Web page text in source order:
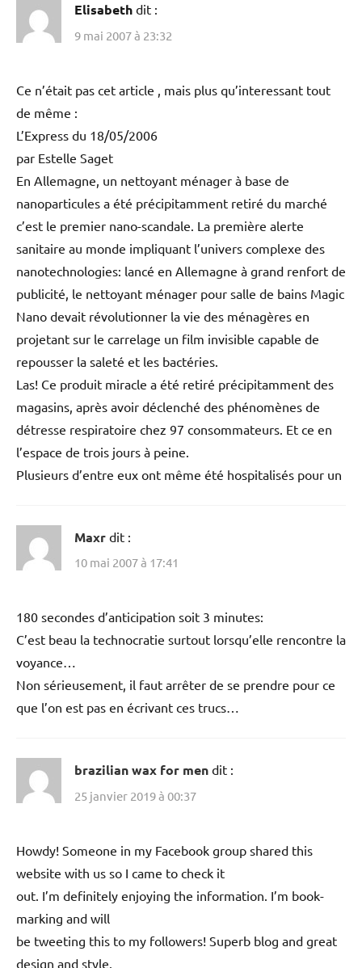
Elisabeth dit :
9 mai 2007 à 23:32
Ce n’était pas cet article , mais plus qu’interessant tout
de même :
L’Express du 18/05/2006
par Estelle Saget
En Allemagne, un nettoyant ménager à base de
nanoparticules a été précipitamment retiré du marché
c’est le premier nano-scandale. La première alerte
sanitaire au monde impliquant l’univers complexe des
nanotechnologies: lancé en Allemagne à grand renfort de
publicité, le nettoyant ménager pour salle de bains Magic
Nano devait révolutionner la vie des ménagères en
projetant sur le carrelage un film invisible capable de
repousser la saleté et les bactéries.
Las! Ce produit miracle a été retiré précipitamment des
magasins, après avoir déclenché des phénomènes de
détresse respiratoire chez 97 consommateurs. Et ce en
l’espace de trois jours à peine.
Plusieurs d’entre eux ont même été hospitalisés pour un
Maxr dit :
10 mai 2007 à 17:41
180 secondes d’anticipation soit 3 minutes:
C’est beau la technocratie surtout lorsqu’elle rencontre la
voyance…
Non sérieusement, il faut arrêter de se prendre pour ce
que l’on est pas en écrivant ces trucs…
brazilian wax for men dit :
25 janvier 2019 à 00:37
Howdy! Someone in my Facebook group shared this
website with us so I came to check it
out. I’m definitely enjoying the information. I’m book-
marking and will
be tweeting this to my followers! Superb blog and great
design and style.